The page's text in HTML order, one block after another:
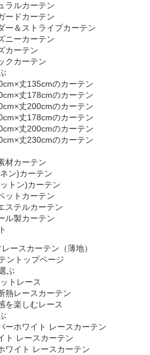
ラルカーテン
ードカーテン
ー＆ストライプカーテン
ニーカーテン
カーテン
クカーテン
丈135cmのカーテン
丈178cmのカーテン
丈200cmのカーテン
丈178cmのカーテン
丈200cmのカーテン
丈230cmのカーテン
材カーテン
ン)カーテン
トン)カーテン
ットカーテン
ステルカーテン
ル製カーテン
レースカーテン（薄地）
ントップページ
ぶ
トレース
熱レースカーテン
を楽しむレース
ーホワイト レースカーテン
ト レースカーテン
ワイト レースカーテン